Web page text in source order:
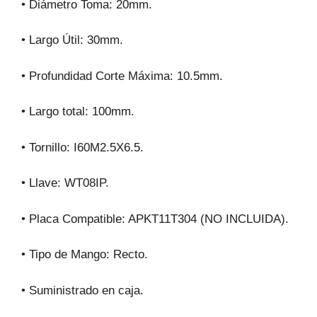
• Diámetro Toma: 20mm.
• Largo Útil: 30mm.
• Profundidad Corte Máxima: 10.5mm.
• Largo total: 100mm.
• Tornillo: I60M2.5X6.5.
• Llave: WT08IP.
• Placa Compatible: APKT11T304 (NO INCLUIDA).
• Tipo de Mango: Recto.
• Suministrado en caja.